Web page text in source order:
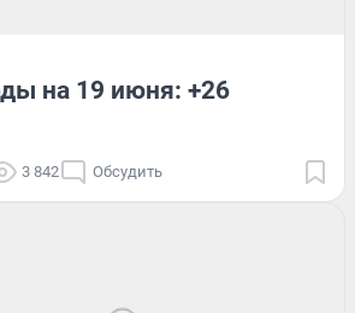
на 19 июня: +26
3 842 Обсудить